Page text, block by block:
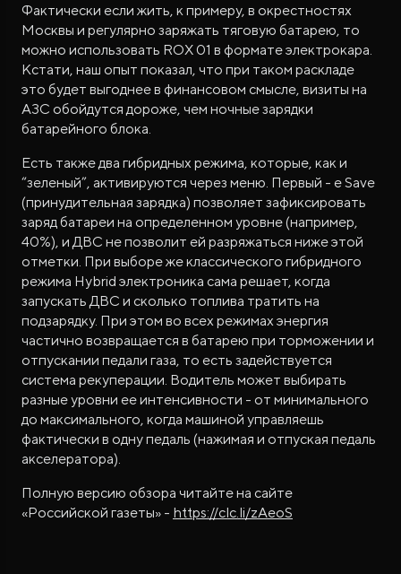
Фактически если жить, к примеру, в окрестностях
Москвы и регулярно заряжать тяговую батарею, то
можно использовать ROX 01 в формате электрокара.
Кстати, наш опыт показал, что при таком раскладе
это будет выгоднее в финансовом смысле, визиты на
АЗС обойдутся дороже, чем ночные зарядки
батарейного блока.
Есть также два гибридных режима, которые, как и
“зеленый”, активируются через меню. Первый - e Save
(принудительная зарядка) позволяет зафиксировать
заряд батареи на определенном уровне (например,
40%), и ДВС не позволит ей разряжаться ниже этой
отметки. При выборе же классического гибридного
режима Hybrid электроника сама решает, когда
запускать ДВС и сколько топлива тратить на
подзарядку. При этом во всех режимах энергия
частично возвращается в батарею при торможении и
отпускании педали газа, то есть задействуется
система рекуперации. Водитель может выбирать
разные уровни ее интенсивности - от минимального
до максимального, когда машиной управляешь
фактически в одну педаль (нажимая и отпуская педаль
акселератора).
Полную версию обзора читайте на сайте
«Российской газеты» - https://clc.li/zAeoS